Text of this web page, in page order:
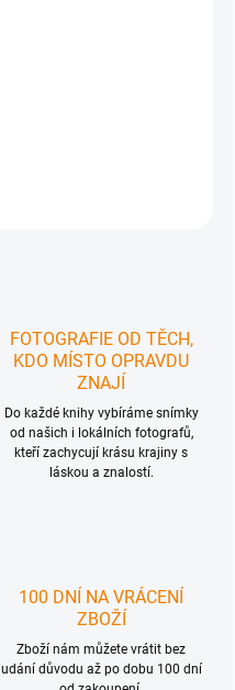
FOTOGRAFIE OD TĚCH,
KDO MÍSTO OPRAVDU
ZNAJÍ
Do každé knihy vybíráme snímky
od našich i lokálních fotografů,
kteří zachycují krásu krajiny s
láskou a znalostí.
100 DNÍ NA VRÁCENÍ
ZBOŽÍ
Zboží nám můžete vrátit bez
udání důvodu až po dobu 100 dní